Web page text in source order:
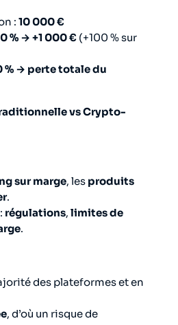
: 10 000 €
% → +1 000 € (+100 % sur
% → perte totale du
vs Crypto-
sur marge, les produits
.
régulations, limites de
.
des plateformes et en
, d’où un risque de